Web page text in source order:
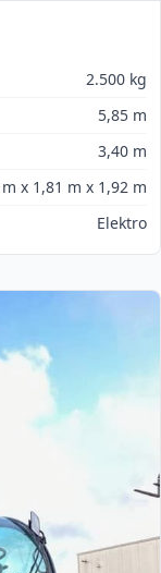
2.500 kg
5,85 m
3,40 m
x 1,81 m x 1,92 m
Elektro